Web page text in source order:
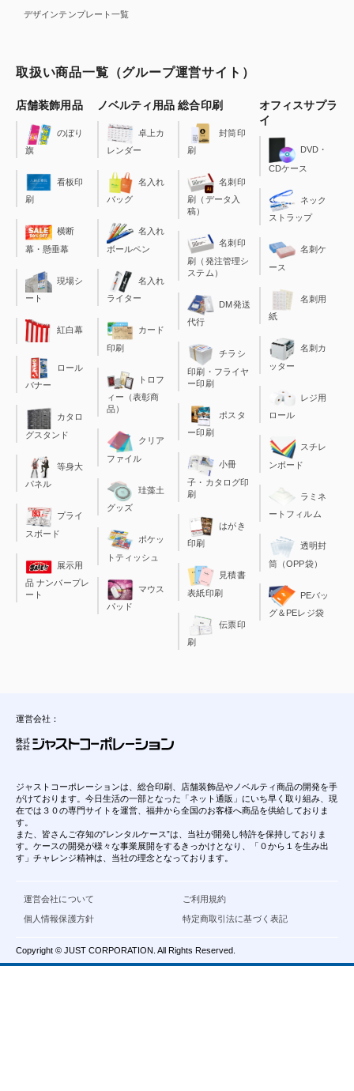
デザインテンプレート一覧
取扱い商品一覧（グループ運営サイト）
店舗装飾用品
のぼり
旗
看板印
刷
横断
幕・懸垂幕
現場シ
ート
紅白幕
ロール
バナー
カタロ
グスタンド
等身大
パネル
プライ
スボード
展示用
品 ナンバープレ
ート
ノベルティ用品
卓上カ
レンダー
名入れ
バッグ
名入れ
ボールペン
名入れ
ライター
カード
印刷
トロフ
ィー（表彰商
品）
クリア
ファイル
珪藻土
グッズ
ポケッ
トティッシュ
マウス
パッド
総合印刷
封筒印
刷
名刺印
刷（データ入
稿）
名刺印
刷（発注管理シ
ステム）
DM発送
代行
チラシ
印刷・フライヤ
ー印刷
ポスタ
ー印刷
小冊
子・カタログ印
刷
はがき
印刷
見積書
表紙印刷
伝票印
刷
オフィスサプラ
イ
DVD・
CDケース
ネック
ストラップ
名刺ケ
ース
名刺用
紙
名刺カ
ッター
レジ用
ロール
スチレ
ンボード
ラミネ
ートフィルム
透明封
筒（OPP袋）
PEバッ
グ＆PEレジ袋
運営会社：
ジャストコーポレーションは、総合印刷、店舗装飾品やノベルティ商品の開発を手
がけております。今日生活の一部となった「ネット通販」にいち早く取り組み、現
在では３０の専門サイトを運営、福井から全国のお客様へ商品を供給しておりま
す。
また、皆さんご存知の”レンタルケース”は、当社が開発し特許を保持しておりま
す。ケースの開発が様々な事業展開をするきっかけとなり、「０から１を生み出
す」チャレンジ精神は、当社の理念となっております。
運営会社について
個人情報保護方針
ご利用規約
特定商取引法に基づく表記
Copyright © JUST CORPORATION. All Rights Reserved.